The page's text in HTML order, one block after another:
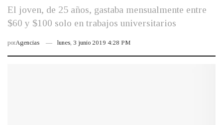
El joven, de 25 años, gastaba mensualmente entre
$60 y $100 solo en trabajos universitarios
porAgencias lunes, 3 junio 2019 4:28 PM